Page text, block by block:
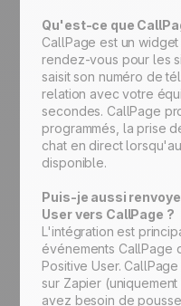
Qu'est-ce que
CallPage est un
rendez-vous pour les
saisit son numéro de
relation avec votre
secondes. CallPage
programmés, la prise
chat en direct
disponible.
Puis-je aussi
User vers CallPage ?
L'intégration est
événements CallPage
Positive User.
sur Zapier
avez besoin de